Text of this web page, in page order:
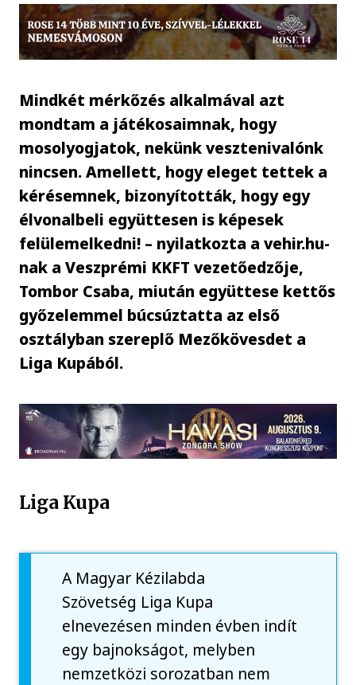
Mindkét mérkőzés alkalmával azt
mondtam a játékosaimnak, hogy
mosolyogjatok, nekünk vesztenivalónk
nincsen. Amellett, hogy eleget tettek a
kérésemnek, bizonyították, hogy egy
élvonalbeli együttesen is képesek
felülemelkedni! – nyilatkozta a vehir.hu-
nak a Veszprémi KKFT vezetőedzője,
Tombor Csaba, miután együttese kettős
győzelemmel búcsúztatta az első
osztályban szereplő Mezőkövesdet a
Liga Kupából.
Liga Kupa
A Magyar Kézilabda
Szövetség Liga Kupa
elnevezésen minden évben indít
egy bajnokságot, melyben
nemzetközi sorozatban nem